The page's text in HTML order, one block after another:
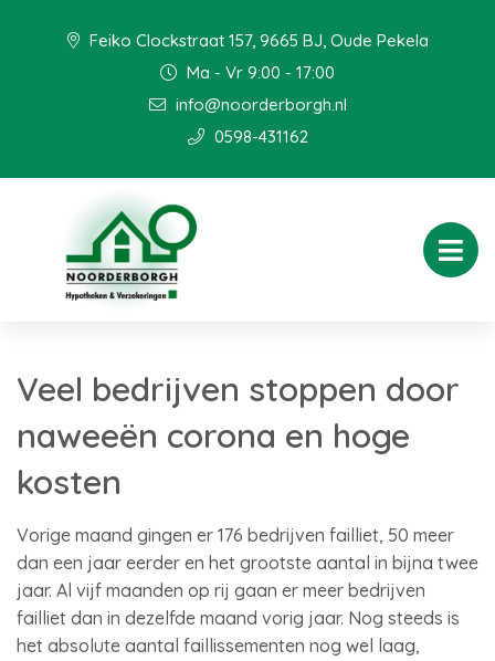
Feiko Clockstraat 157, 9665 BJ, Oude Pekela
Ma - Vr 9:00 - 17:00
info@noorderborgh.nl
0598-431162
Veel bedrijven stoppen door
naweeën corona en hoge
kosten
Vorige maand gingen er 176 bedrijven failliet, 50 meer
dan een jaar eerder en het grootste aantal in bijna twee
jaar. Al vijf maanden op rij gaan er meer bedrijven
failliet dan in dezelfde maand vorig jaar. Nog steeds is
het absolute aantal faillissementen nog wel laag,